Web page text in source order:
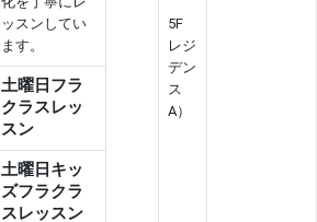
ッスンしてい
ます。
5F
レジ
デン
ス
A）
土曜日フラ
クラスレッ
スン
土曜日キッ
ズフラクラ
スレッスン